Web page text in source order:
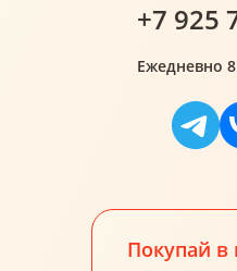
+7 925
Ежедневно
Покупай